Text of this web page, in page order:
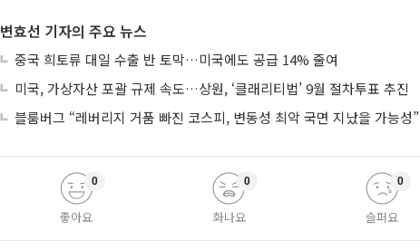
변효선 기자의 주요 뉴스
중국 희토류 대일 수출 반 토막…미국에도 공급 14% 줄여
미국, 가상자산 포괄 규제 속도…상원, ‘클래리티법’ 9월 절차투표 추진
블룸버그 “레버리지 거품 빠진 코스피, 변동성 최악 국면 지났을 가능성”
좋아요
0
화나요
0
슬퍼요
0